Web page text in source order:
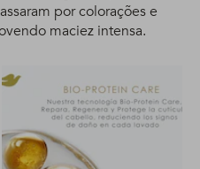
por colorações e
maciez intensa.